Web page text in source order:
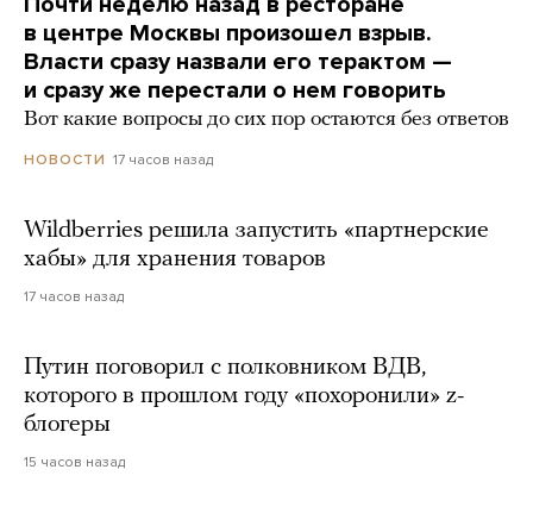
в центре Москвы произошел взрыв.
Власти сразу назвали его терактом —
и сразу же перестали о нем говорить
Вот какие вопросы до сих пор остаются без ответов
НОВОСТИ 17 часов назад
Wildberries решила запустить «партнерские
хабы» для хранения товаров
17 часов назад
Путин поговорил с полковником ВДВ,
которого в прошлом году «похоронили» z-
блогеры
15 часов назад